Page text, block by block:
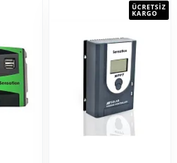
ÜCRETSIZ
KARGO